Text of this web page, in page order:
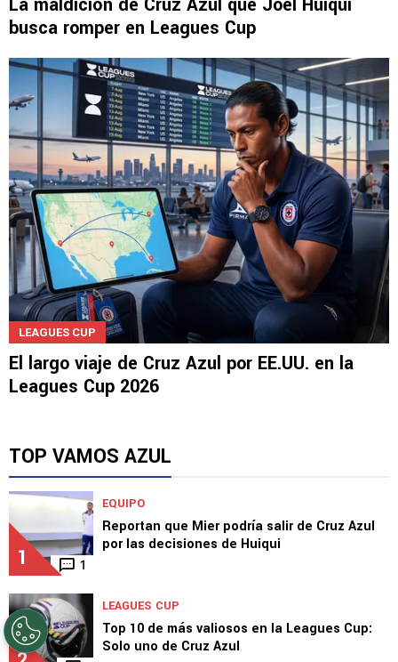
busca romper en Leagues Cup
LEAGUES CUP
El largo viaje de Cruz Azul por EE.UU. en la
Leagues Cup 2026
TOP VAMOS AZUL
1 1
EQUIPO
Reportan que Mier podría salir de Cruz Azul
por las decisiones de Huiqui
LEAGUES CUP
Top 10 de más valiosos en la Leagues Cup:
Solo uno de Cruz Azul